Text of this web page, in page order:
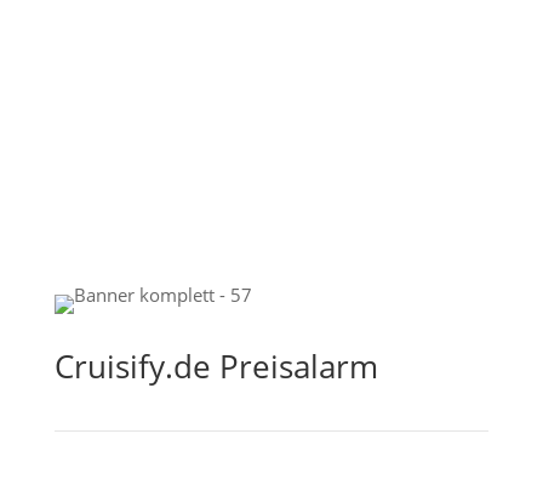
Cruisify.de Preisalarm